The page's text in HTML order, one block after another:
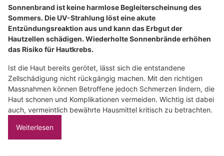
Sonnenbrand ist keine harmlose Begleiterscheinung des
Sommers. Die UV-Strahlung löst eine akute
Entzündungsreaktion aus und kann das Erbgut der
Hautzellen schädigen. Wiederholte Sonnenbrände erhöhen
das Risiko für Hautkrebs.
Ist die Haut bereits gerötet, lässt sich die entstandene
Zellschädigung nicht rückgängig machen. Mit den richtigen
Massnahmen können Betroffene jedoch Schmerzen lindern, die
Haut schonen und Komplikationen vermeiden. Wichtig ist dabei
auch, vermeintlich bewährte Hausmittel kritisch zu betrachten.
Weiterlesen